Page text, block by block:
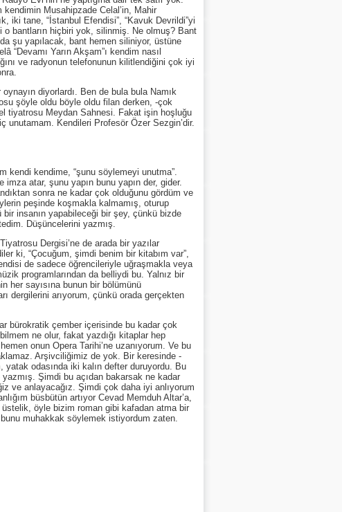
Musahipzade Celal’in, Mahir
iki tane, “İstanbul Efendisi”, “Kavuk Devrildi”yi
o bantların hiçbiri yok, silinmiş. Ne olmuş? Bant
şu yapılacak, bant hemen siliniyor, üstüne
Yarın Akşam”ı kendim nasıl
ve radyonun telefonunun kilitlendiğini çok iyi
diyorlardı. Ben de bula bula Namık
şöyle oldu böyle oldu filan derken, -çok
tiyatrosu Meydan Sahnesi. Fakat işin hoşluğu
unutamam. Kendileri Profesör Özer Sezgin’dir.
kendime, “şunu söylemeyi unutma”.
atar, şunu yapın bunu yapın der, gider.
sonra ne kadar çok olduğunu gördüm ve
peşinde koşmakla kalmamış, oturup
insanın yapabileceği bir şey, çünkü bizde
Düşüncelerini yazmış.
Dergisi’ne de arada bir yazılar
ki, “Çocuğum, şimdi benim bir kitabım var”,
de sadece öğrencileriyle uğraşmakla veya
programlarından da belliydi bu. Yalnız bir
her sayısına bunun bir bölümünü
dergilerini arıyorum, çünkü orada gerçekten
bürokratik çember içerisinde bu kadar çok
ne olur, fakat yazdığı kitaplar hep
onun Opera Tarihi’ne uzanıyorum. Ve bu
Arşivciliğimiz de yok. Bir keresinde -
yatak odasında iki kalın defter duruyordu. Bu
Şimdi bu açıdan bakarsak ne kadar
ve anlayacağız. Şimdi çok daha iyi anlıyorum
büsbütün artıyor Cevad Memduh Altar’a,
öyle bizim roman gibi kafadan atma bir
muhakkak söylemek istiyordum zaten.